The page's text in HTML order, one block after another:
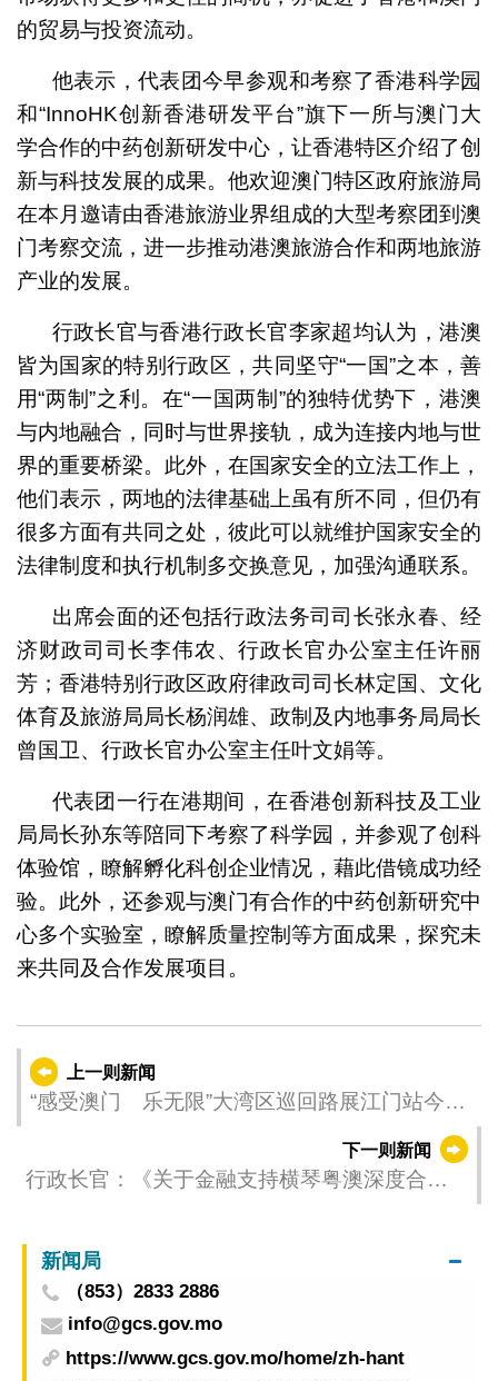
的贸易与投资流动。
他表示，代表团今早参观和考察了香港科学园
和“InnoHK创新香港研发平台”旗下一所与澳门大
学合作的中药创新研发中心，让香港特区介绍了创
新与科技发展的成果。他欢迎澳门特区政府旅游局
在本月邀请由香港旅游业界组成的大型考察团到澳
门考察交流，进一步推动港澳旅游合作和两地旅游
产业的发展。
行政长官与香港行政长官李家超均认为，港澳
皆为国家的特别行政区，共同坚守“一国”之本，善
用“两制”之利。在“一国两制”的独特优势下，港澳
与内地融合，同时与世界接轨，成为连接内地与世
界的重要桥梁。此外，在国家安全的立法工作上，
他们表示，两地的法律基础上虽有所不同，但仍有
很多方面有共同之处，彼此可以就维护国家安全的
法律制度和执行机制多交换意见，加强沟通联系。
出席会面的还包括行政法务司司长张永春、经
济财政司司长李伟农、行政长官办公室主任许丽
芳；香港特别行政区政府律政司司长林定国、文化
体育及旅游局局长杨润雄、政制及内地事务局局长
曾国卫、行政长官办公室主任叶文娟等。
代表团一行在港期间，在香港创新科技及工业
局局长孙东等陪同下考察了科学园，并参观了创科
体验馆，瞭解孵化科创企业情况，藉此借镜成功经
验。此外，还参观与澳门有合作的中药创新研究中
心多个实验室，瞭解质量控制等方面成果，探究未
来共同及合作发展项目。
上一则新闻
“感受澳门 乐无限”大湾区巡回路展江门站今揭
下一则新闻
行政长官：《关于金融支持横琴粤澳深度合作
新闻局
（853）2833 2886
info@gcs.gov.mo
https://www.gcs.gov.mo/home/zh-hant